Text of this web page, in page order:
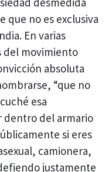
que no es exclusiva
En varias
del movimiento
absoluta
“que no
esa
dentro del armario
si eres
camionera,
justamente